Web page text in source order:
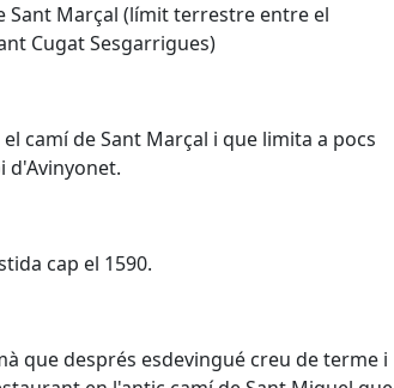
Sant Marçal (límit terrestre entre el
Cugat Sesgarrigues)
camí de Sant Marçal i que limita a pocs
d'Avinyonet.
cap el 1590.
que després esdevingué creu de terme i